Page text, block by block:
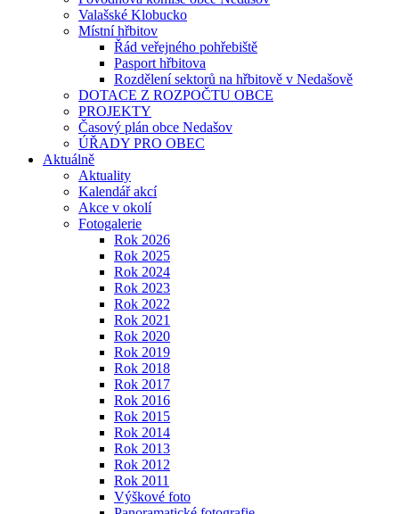
Valašské Klobucko
Místní hřbitov
Řád veřejného pohřebiště
Pasport hřbitova
Rozdělení sektorů na hřbitově v Nedašově
DOTACE Z ROZPOČTU OBCE
PROJEKTY
Časový plán obce Nedašov
ÚŘADY PRO OBEC
Aktuálně
Aktuality
Kalendář akcí
Akce v okolí
Fotogalerie
Rok 2026
Rok 2025
Rok 2024
Rok 2023
Rok 2022
Rok 2021
Rok 2020
Rok 2019
Rok 2018
Rok 2017
Rok 2016
Rok 2015
Rok 2014
Rok 2013
Rok 2012
Rok 2011
Výškové foto